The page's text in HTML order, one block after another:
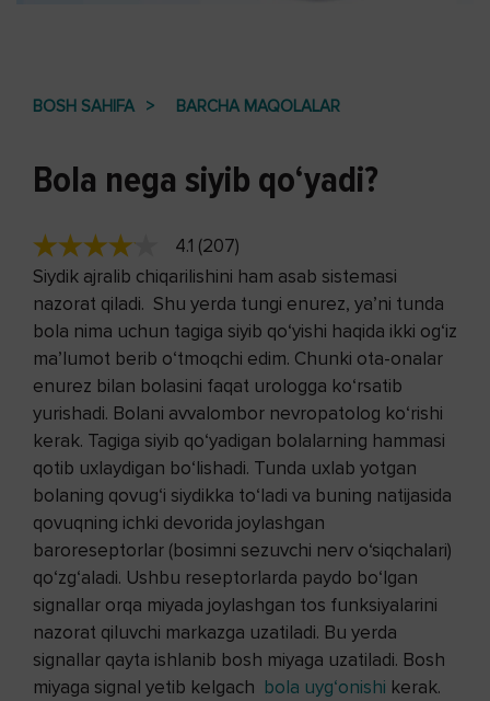
BOSH SAHIFA BARCHA MAQOLALAR
Bola nega siyib qo‘yadi?
4.1 (207)
Siydik ajralib chiqarilishini ham asab sistemasi
nazorat qiladi. Shu yerda tungi enurez, ya’ni tunda
bola nima uchun tagiga siyib qo‘yishi haqida ikki og‘iz
ma’lumot berib o‘tmoqchi edim. Chunki ota-onalar
enurez bilan bolasini faqat urologga ko‘rsatib
yurishadi. Bolani avvalombor nevropatolog ko‘rishi
kerak. Tagiga siyib qo‘yadigan bolalarning hammasi
qotib uxlaydigan bo‘lishadi. Tunda uxlab yotgan
bolaning qovug‘i siydikka to‘ladi va buning natijasida
qovuqning ichki devorida joylashgan
baroreseptorlar (bosimni sezuvchi nerv o‘siqchalari)
qo‘zg‘aladi. Ushbu reseptorlarda paydo bo‘lgan
signallar orqa miyada joylashgan tos funksiyalarini
nazorat qiluvchi markazga uzatiladi. Bu yerda
signallar qayta ishlanib bosh miyaga uzatiladi. Bosh
miyaga signal yetib kelgach bola uyg‘onishi kerak.